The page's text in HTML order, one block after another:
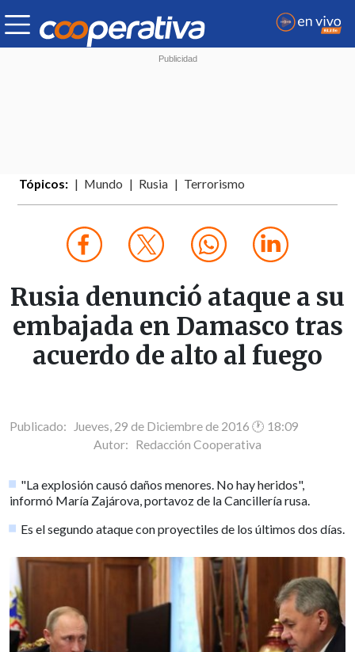
Tópicos: Mundo Rusia Terrorismo
Rusia denunció ataque a su
embajada en Damasco tras
acuerdo de alto al fuego
Publicado: Jueves, 29 de Diciembre de 2016 🕐 18:09
Autor: Redacción Cooperativa
"La explosión causó daños menores. No hay heridos",
informó María Zajárova, portavoz de la Cancillería rusa.
Es el segundo ataque con proyectiles de los últimos dos días.